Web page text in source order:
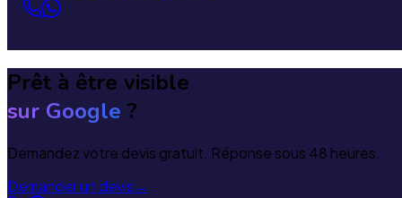
Prêt à être visible
sur Google ?
Demandez votre devis gratuit. Réponse sous 48 heures.
Demander un devis→